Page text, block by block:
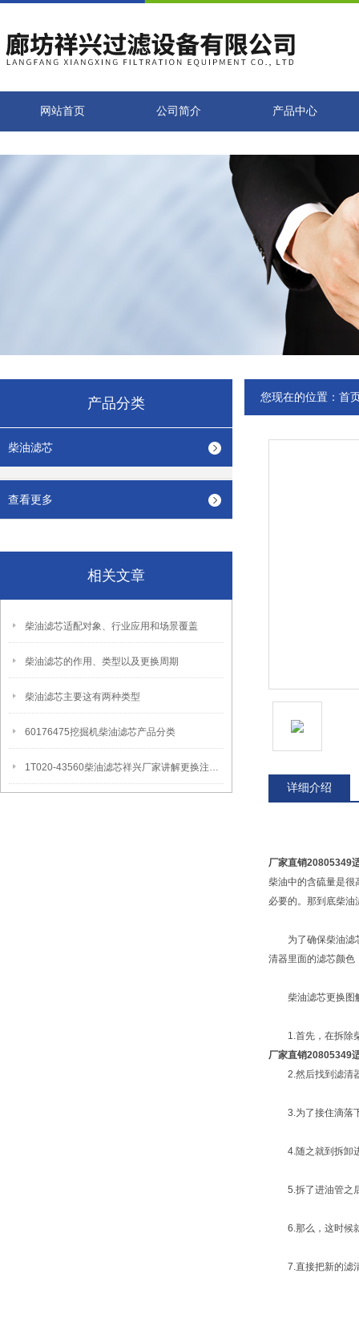
网站首页 公司简介 产品中心
产品分类
柴油滤芯
查看更多
相关文章
柴油滤芯适配对象、行业应用和场景覆盖
柴油滤芯的作用、类型以及更换周期
柴油滤芯主要这有两种类型
60176475挖掘机柴油滤芯产品分类
1T020-43560柴油滤芯祥兴厂家讲解更换注意事项
您现在的位置： 首
详细介绍
厂家直销20805349
柴油中的含硫量是很
必要的。那到底柴
为了确保柴油滤芯
清器里面的滤芯颜色
柴油滤芯更换图解
1.首先，在拆除柴
厂家直销20805349
2.然后找到滤清器
3.为了接住滴落下
4.随之就到拆卸进
5.拆了进油管之后
6.那么，这时候就
7.直接把新的滤清